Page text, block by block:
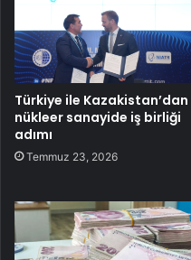
Türkiye ile Kazakistan’dan
nükleer sanayide iş birliği
adımı
Temmuz 23, 2026